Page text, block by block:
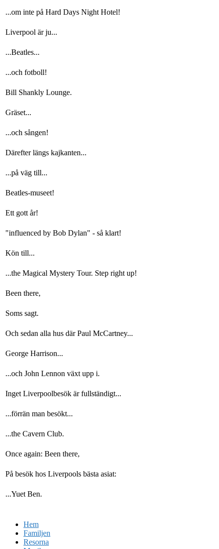
...om inte på Hard Days Night Hotel!
Liverpool är ju...
...Beatles...
...och fotboll!
Bill Shankly Lounge.
Gräset...
...och sången!
Därefter längs kajkanten...
...på väg till...
Beatles-museet!
Ett gott år!
"influenced by Bob Dylan" - så klart!
Kön till...
...the Magical Mystery Tour. Step right up!
Been there,
Soms sagt.
Och sedan alla hus där Paul McCartney...
George Harrison...
...och John Lennon växt upp i.
Inget Liverpoolbesök är fullständigt...
...förrän man besökt...
...the Cavern Club.
Once again: Been there,
På besök hos Liverpools bästa asiat:
...Yuet Ben.
Hem
Familjen
Resorna